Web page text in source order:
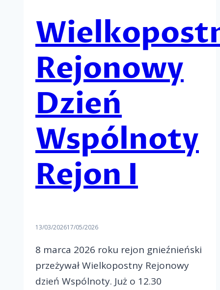
Rejonowy
Dzień
Wspólnoty
Rejon I
13/03/202617/05/2026
8 marca 2026 roku rejon gnieźnieński
przeżywał Wielkopostny Rejonowy
dzień Wspólnoty. Już o 12.30